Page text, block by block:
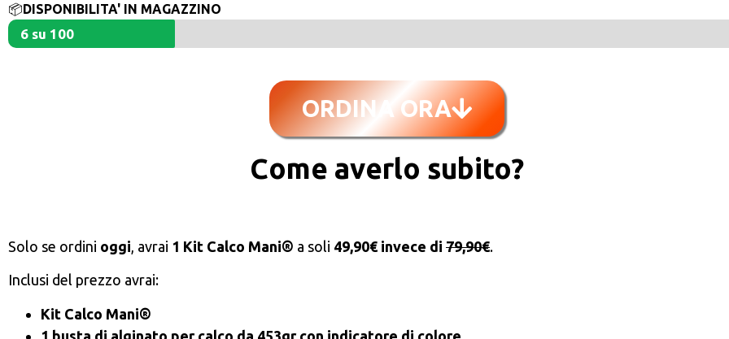
📦DISPONIBILITA' IN MAGAZZINO
6 su 100
ORDINA ORA
Come averlo subito?
Solo se ordini oggi , avrai 1 Kit Calco Mani® a soli 49,90€ invece di 79,90€.
Inclusi del prezzo avrai:
Kit Calco Mani®
1 busta di alginato per calco da 453gr con indicatore di colore